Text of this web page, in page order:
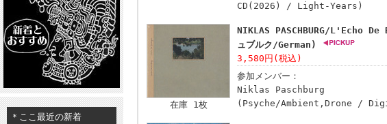
＊ここ最近の新着
CD(2026) / Light-Years)
在庫 1枚
NIKLAS PASCHBURG/L'Echo
ュブルク/German)
3,580円(税込)
参加メンバー：
Niklas Paschburg
(Psyche/Ambient,Drone /